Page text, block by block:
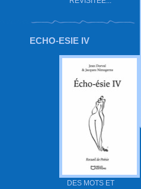
ECHO-ESIE IV
DES MOTS ET